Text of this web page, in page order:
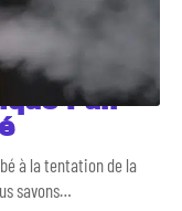
: un
à la tentation de la
savons…